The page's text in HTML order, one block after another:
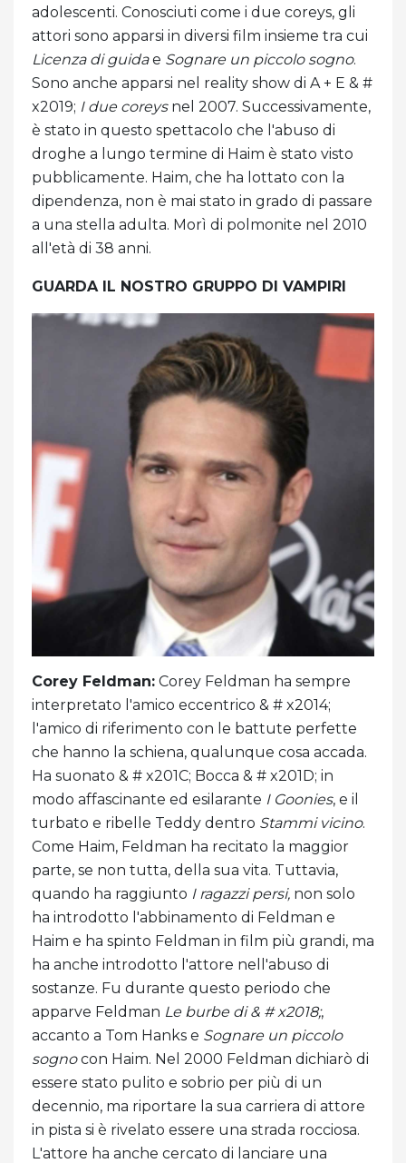
adolescenti. Conosciuti come i due coreys, gli
attori sono apparsi in diversi film insieme tra cui
Licenza di guidae Sognare un piccolo sogno.
Sono anche apparsi nel reality show di A + E & #
x2019; I due coreysnel 2007. Successivamente,
è stato in questo spettacolo che l'abuso di
droghe a lungo termine di Haim è stato visto
pubblicamente. Haim, che ha lottato con la
dipendenza, non è mai stato in grado di passare
a una stella adulta. Morì di polmonite nel 2010
all'età di 38 anni.
GUARDA IL NOSTRO GRUPPO DI VAMPIRI
Corey Feldman: Corey Feldman ha sempre
interpretato l'amico eccentrico & # x2014;
l'amico di riferimento con le battute perfette
che hanno la schiena, qualunque cosa accada.
Ha suonato & # x201C; Bocca & # x201D; in
modo affascinante ed esilarante I Goonies, e il
turbato e ribelle Teddy dentro Stammi vicino.
Come Haim, Feldman ha recitato la maggior
parte, se non tutta, della sua vita. Tuttavia,
quando ha raggiunto I ragazzi persi, non solo
ha introdotto l'abbinamento di Feldman e
Haim e ha spinto Feldman in film più grandi, ma
ha anche introdotto l'attore nell'abuso di
sostanze. Fu durante questo periodo che
apparve Feldman Le burbe di & # x2018;,
accanto a Tom Hanks e Sognare un piccolo
sognocon Haim. Nel 2000 Feldman dichiarò di
essere stato pulito e sobrio per più di un
decennio, ma riportare la sua carriera di attore
in pista si è rivelato essere una strada rocciosa.
L'attore ha anche cercato di lanciare una